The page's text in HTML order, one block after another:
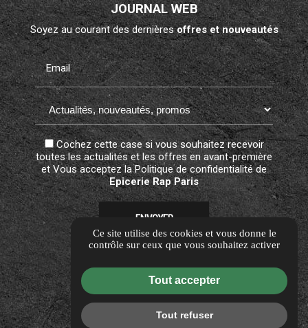
JOURNAL WEB
Soyez au courant des dernièresoffres et nouveautés
Email
Cochez cette case si vous souhaitez recevoir
toutes les actualités et les offres en avant-première
et Vous acceptez laPolitique de confidentialitéde
Epicerie Rap Paris
Informations complémentaires
Mentions légales
Politique de confidentialité
Ce site utilise des cookies et vous donne le
contrôle sur ceux que vous souhaitez activer
Tout accepter
Tout refuser